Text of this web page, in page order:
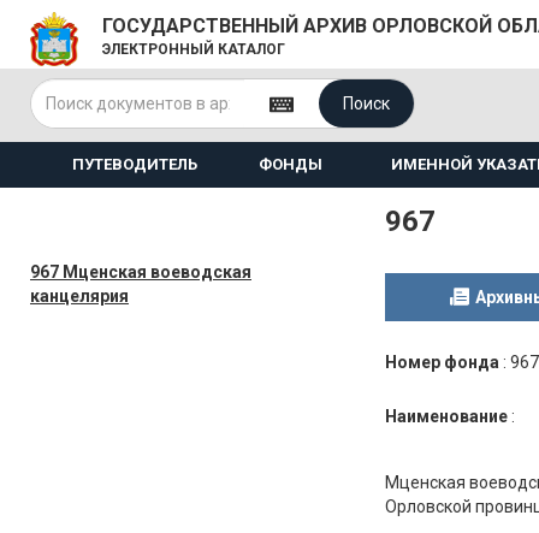
ГОСУДАРСТВЕННЫЙ АРХИВ ОРЛОВСКОЙ
ЭЛЕКТРОННЫЙ КАТАЛОГ
Поиск
ПУТЕВОДИТЕЛЬ ФОНДЫ ИМЕННОЙ
967 Мценская воеводская
канцелярия
967
Номер фонда : 967
Наименование :
Мценская
Орловской